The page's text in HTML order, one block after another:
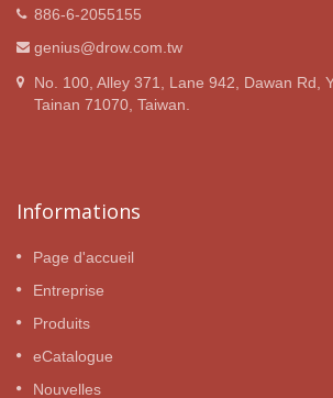
886-6-2055155
genius@drow.com.tw
No. 100, Alley 371, Lane 942, Dawan Rd,
Tainan 71070, Taiwan.
Informations
Page d'accueil
Entreprise
Produits
eCatalogue
Nouvelles